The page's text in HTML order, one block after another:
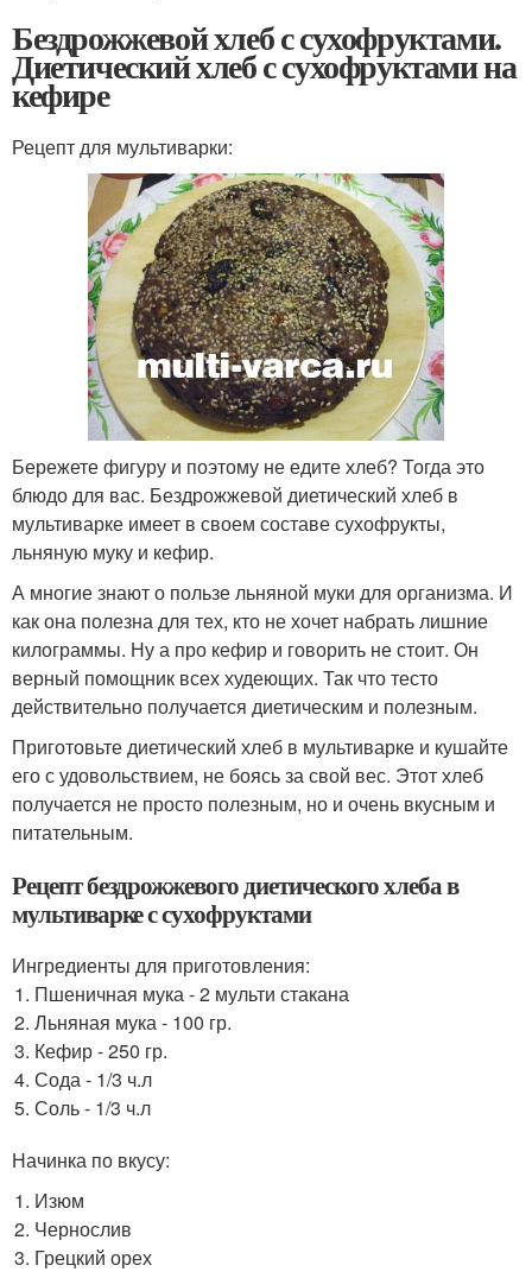
Бездрожжевой хлеб с сухофруктами.
Диетический хлеб с сухофруктами на
кефире
Рецепт для мультиварки:
Бережете фигуру и поэтому не едите хлеб? Тогда это
блюдо для вас. Бездрожжевой диетический хлеб в
мультиварке имеет в своем составе сухофрукты,
льняную муку и кефир.
А многие знают о пользе льняной муки для организма. И
как она полезна для тех, кто не хочет набрать лишние
килограммы. Ну а про кефир и говорить не стоит. Он
верный помощник всех худеющих. Так что тесто
действительно получается диетическим и полезным.
Приготовьте диетический хлеб в мультиварке и кушайте
его с удовольствием, не боясь за свой вес. Этот хлеб
получается не просто полезным, но и очень вкусным и
питательным.
Рецепт бездрожжевого диетического хлеба в
мультиварке с сухофруктами
Ингредиенты для приготовления:
Пшеничная мука - 2 мульти стакана
Льняная мука - 100 гр.
Кефир - 250 гр.
Сода - 1/3 ч.л
Соль - 1/3 ч.л
Начинка по вкусу:
Изюм
Чернослив
Грецкий орех